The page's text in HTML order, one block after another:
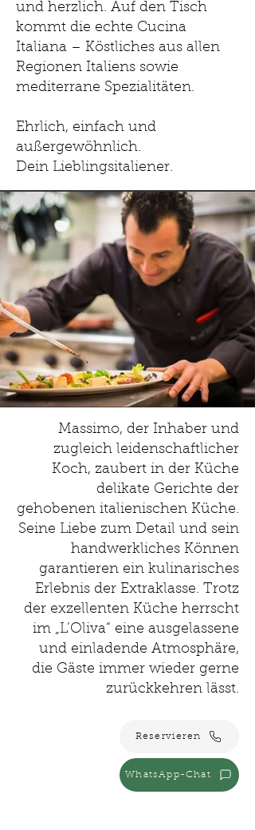
und herzlich. Auf den Tisch
kommt die echte Cucina
Italiana – Köstliches aus allen
Regionen Italiens sowie
mediterrane Spezialitäten.
Ehrlich, einfach und
außergewöhnlich.
Dein Lieblingsitaliener.
Massimo, der Inhaber und
zugleich leidenschaftlicher
Koch, zaubert in der Küche
delikate Gerichte der
gehobenen italienischen Küche.
Seine Liebe zum Detail und sein
handwerkliches Können
garantieren ein kulinarisches
Erlebnis der Extraklasse. Trotz
der exzellenten Küche herrscht
im „L’Oliva“ eine ausgelassene
und einladende Atmosphäre,
die Gäste immer wieder gerne
zurückkehren lässt.
Reservieren
WhatsApp-Chat